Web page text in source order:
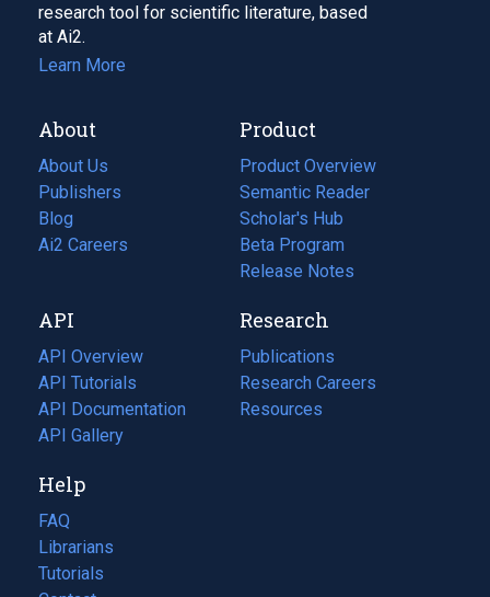
research tool for scientific literature, based
at Ai2.
Learn More
About
About Us
Publishers
Blog
(opens
in
tab)
Ai2 Careers
(opens
new
tab)
Product
Product Overview
Semantic Reader
Scholar's Hub
Beta Program
Release Notes
API
API Overview
API Tutorials
API Documentation
(opens
in
new
tab)
API Gallery
Research
Publications
(opens
in
a
Research Careers
(opens
in
Resources
(opens
Help
FAQ
Librarians
Tutorials